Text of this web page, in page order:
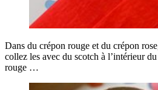
Dans du crépon rouge et du crépon
collez les avec du scotch à l’intérieur
rouge …